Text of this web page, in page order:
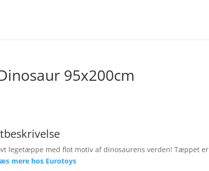
95x200cm
legetæppe med flot motiv af dinosaurens verden! Tæppet er
mere hos Eurotoys